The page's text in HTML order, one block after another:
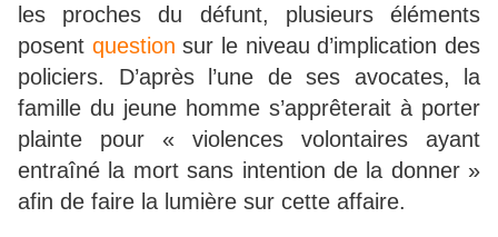
les proches du défunt, plusieurs éléments
posent question sur le niveau d’implication des
policiers. D’après l’une de ses avocates, la
famille du jeune homme s’apprêterait à porter
plainte pour « violences volontaires ayant
entraîné la mort sans intention de la donner »
afin de faire la lumière sur cette affaire.